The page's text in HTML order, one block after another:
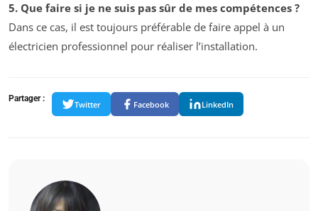
5. Que faire si je ne suis pas sûr de mes compétences ?
Dans ce cas, il est toujours préférable de faire appel à un
électricien professionnel pour réaliser l’installation.
Partager :
Twitter Facebook LinkedIn